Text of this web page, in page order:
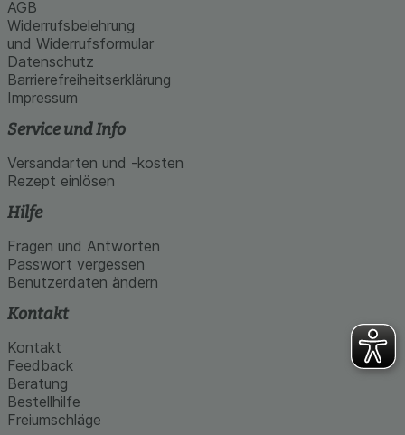
AGB
Widerrufsbelehrung
und Widerrufsformular
Datenschutz
Barrierefreiheitserklärung
Impressum
Service und Info
Versandarten und -kosten
Rezept einlösen
Hilfe
Fragen und Antworten
Passwort vergessen
Benutzerdaten ändern
Kontakt
Kontakt
Feedback
Beratung
Bestellhilfe
Freiumschläge